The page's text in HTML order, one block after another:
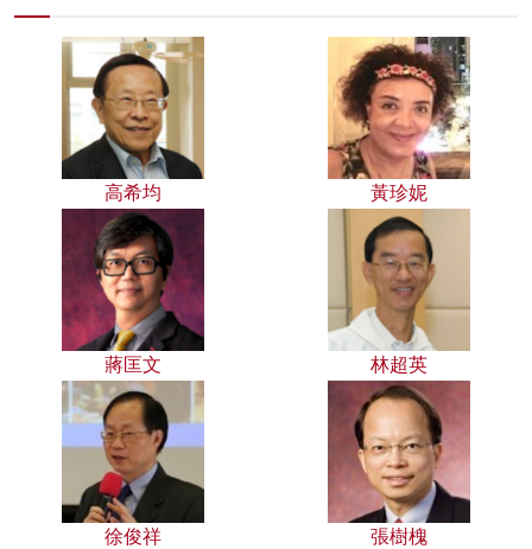
高希均 黃珍妮
蔣匡文 林超英
徐俊祥 張樹槐